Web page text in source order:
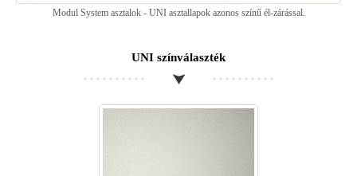
Modul System asztalok - UNI asztallapok azonos színű él-zárással.
UNI színválaszték